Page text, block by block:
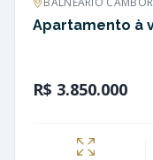
Apartamento à
R$ 3.850.000